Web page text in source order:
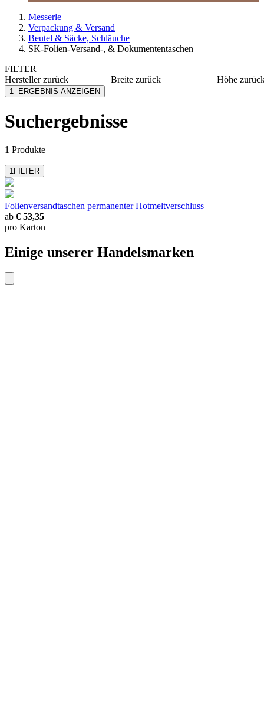
Messerle
Verpackung & Versand
Beutel & Säcke, Schläuche
SK-Folien-Versand-, & Dokumententaschen
FILTER
Herstellerzurück
docuCARE
Breite zurück
mehr anzeigen
Höhe
1 ERGEBNIS ANZEIGEN
Suchergebnisse
1 Produkte
1FILTER
Folienversandtaschen permanenter Hotmeltverschluss
ab € 53,35
pro Karton
Einige unserer Handelsmarken